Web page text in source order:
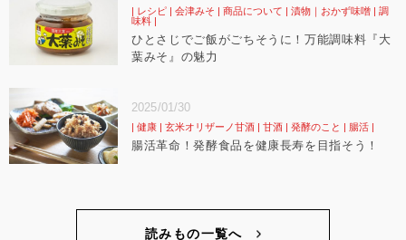
レシピ 会津みそ 商品について 漬物｜おかず味噌
調
味料
ひとさじでご飯がごちそうに！万能調味料『大
葉みそ』の魅力
2025/01/30
健康 玄米オリザーノ甘酒 甘酒 発酵のこと 腸活
腸活革命！発酵食品を健康長寿を目指そう！
読みもの一覧へ